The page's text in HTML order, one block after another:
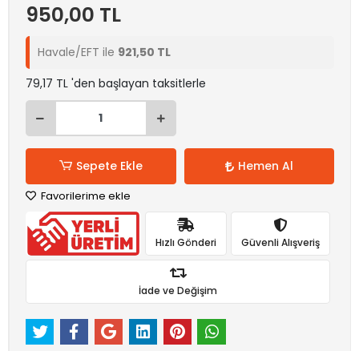
950,00 TL
Havale/EFT ile 921,50 TL
79,17 TL 'den başlayan taksitlerle
Sepete Ekle Hemen Al
Favorilerime ekle
Hızlı Gönderi Güvenli Alışveriş
İade ve Değişim